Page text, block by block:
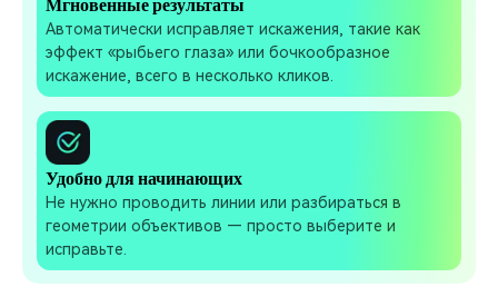
Автоматически исправляет искажения, такие как
эффект «рыбьего глаза» или бочкообразное
искажение, всего в несколько кликов.
Удобно для начинающих
Не нужно проводить линии или разбираться в
геометрии объективов — просто выберите и
исправьте.